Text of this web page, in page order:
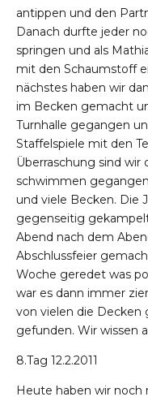
antippen und den
Danach durfte jeder
springen und als
mit den Schaumstoff
nächstes haben wir
im Becken gemacht
Turnhalle gegangen
Staffelspiele mit den
Überraschung sind wir
schwimmen
und viele Becken. Die
gegenseitig
Abend nach dem
Abschlussfeier
Woche geredet was
war es dann immer
von vielen die Decken
gefunden. Wir wissen
8.Tag 12.2.2011
Heute haben wir noch